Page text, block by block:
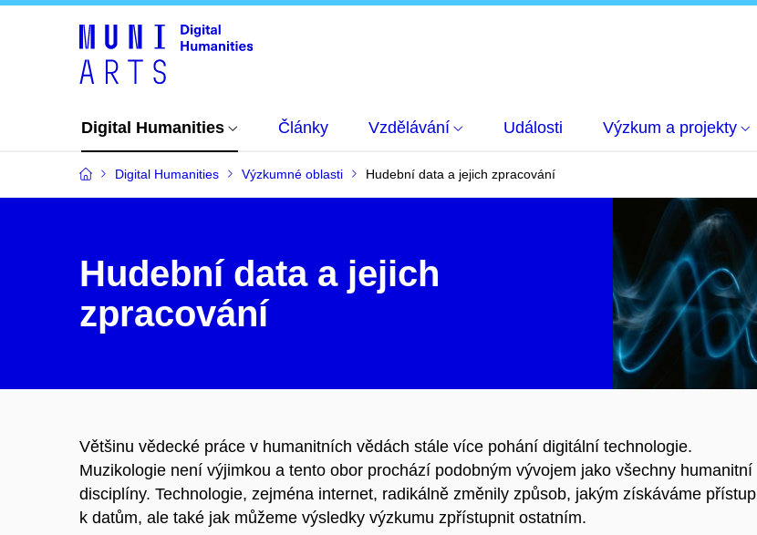
Digital Humanities Články Vzdělávání Události Výzkum a projekty
Digital Humanities Výzkumné oblasti Hudební data a jejich zpracování
Hudební data a jejich
zpracování
Většinu vědecké práce v humanitních vědách stále více pohání digitální technologie.
Muzikologie není výjimkou a tento obor prochází podobným vývojem jako všechny humanitní
disciplíny. Technologie, zejména internet, radikálně změnily způsob, jakým získáváme přístup
k datům, ale také jak můžeme výsledky výzkumu zpřístupnit ostatním.